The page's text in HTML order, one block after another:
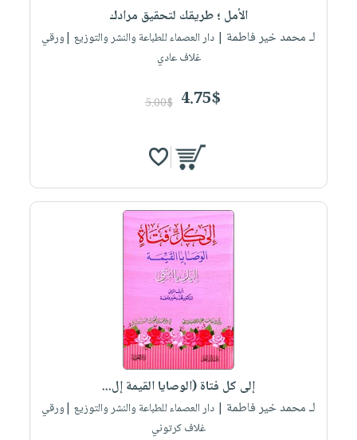
الأمل ؛ طريقك لتحقيق مرادك
لـ محمد خير فاطمة | دار العصماء للطباعة والنشر والتوزيع |ورقي
غلاف عادي
4.75$
5.00$
إلى كل فتاة (الوصايا القيمة إل...
لـ محمد خير فاطمة | دار العصماء للطباعة والنشر والتوزيع |ورقي
غلاف كرتوني